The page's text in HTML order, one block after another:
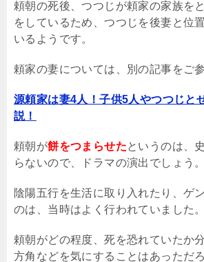
頼朝の死後、つつじが頼家の家族を
をしているため、つつじを後妻と位
いるようです。
頼家の妻については、別の記事をご
源頼家は妻4人！子供5人やつつじと
説！
頼朝が餅をつまらせたというのは、
らないので、ドラマの演出でしょう。
陰陽五行を生活に取り入れたり、ゲ
のは、当時はよく行われていました。
頼朝がどの程度、死を恐れていたか
方角などを気にすることはあっただ